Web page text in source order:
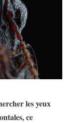
les yeux
ce